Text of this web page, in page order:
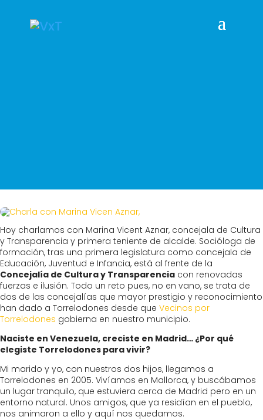
Hoy charlamos con Marina Vicent Aznar, concejala de Cultura
y Transparencia y primera teniente de alcalde. Socióloga de
formación, tras una primera legislatura como concejala de
Educación, Juventud e Infancia, está al frente de la
Concejalía de Cultura y Transparencia con renovadas
fuerzas e ilusión. Todo un reto pues, no en vano, se trata de
dos de las concejalías que mayor prestigio y reconocimiento
han dado a Torrelodones desde que Vecinos por
Torrelodones gobierna en nuestro municipio.
Naciste en Venezuela, creciste en Madrid… ¿Por qué
elegiste Torrelodones para vivir?
Mi marido y yo, con nuestros dos hijos, llegamos a
Torrelodones en 2005. Vivíamos en Mallorca, y buscábamos
un lugar tranquilo, que estuviera cerca de Madrid pero en un
entorno natural. Unos amigos, que ya residían en el pueblo,
nos animaron a ello y aquí nos quedamos.